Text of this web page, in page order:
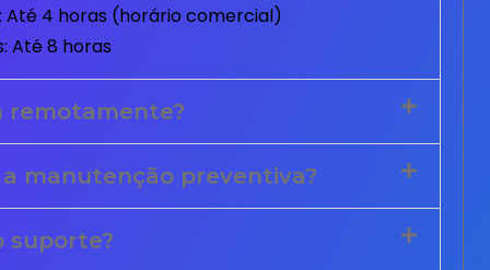
Até 4 horas (horário comercial)
Até 8 horas
remotamente?
manutenção preventiva?
suporte?